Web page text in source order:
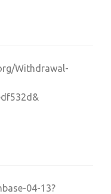
Withdrawal-
04-13?